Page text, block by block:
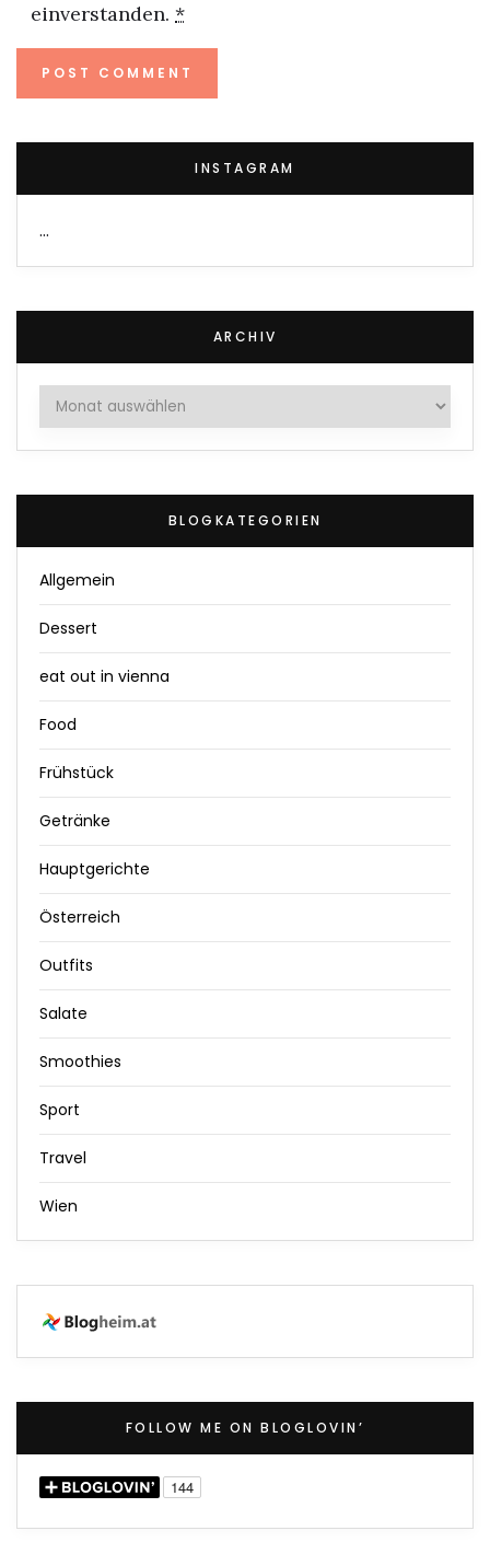
einverstanden. *
INSTAGRAM
…
ARCHIV
Archiv
BLOGKATEGORIEN
Allgemein
Dessert
eat out in vienna
Food
Frühstück
Getränke
Hauptgerichte
Österreich
Outfits
Salate
Smoothies
Sport
Travel
Wien
FOLLOW ME ON BLOGLOVIN’